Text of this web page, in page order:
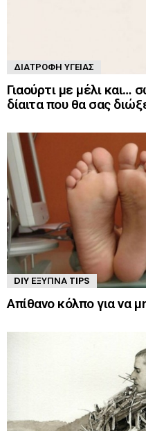
ΔΙΑΤΡΟΦΉ ΥΓΕΊΑΣ
Γιαούρτι με μέλι
δίαιτα που θα σας
DIY ΈΞΥΠΝΑ TIPS
Απίθανο κόλπο για να